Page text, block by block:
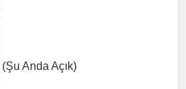
Anda Açık)